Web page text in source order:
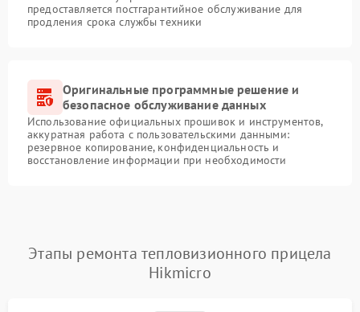
предоставляется постгарантийное обслуживание для
продления срока службы техники
Оригинальные программные решение и
безопасное обслуживание данных
Использование официальных прошивок и инструментов,
аккуратная работа с пользовательскими данными:
резервное копирование, конфиденциальность и
восстановление информации при необходимости
Этапы ремонта тепловизионного прицела
Hikmicro